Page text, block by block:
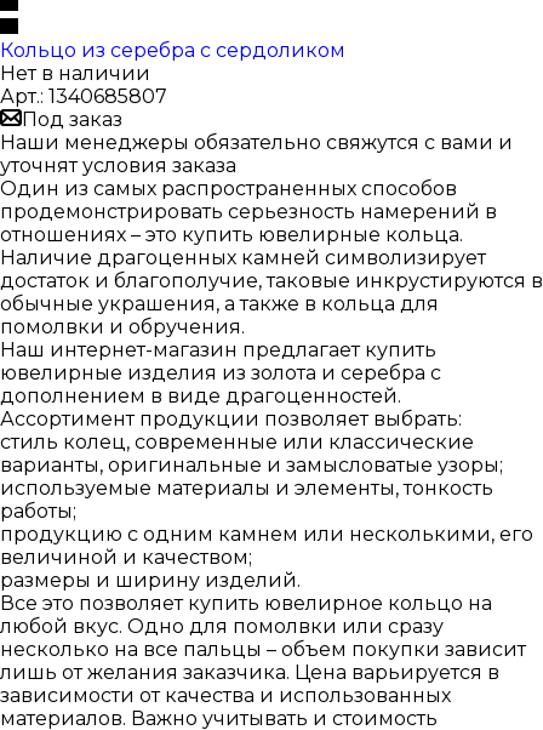
Кольцо из серебра с сердоликом
Нет в наличии
Арт.: 1340685807
Под заказ
Наши менеджеры обязательно свяжутся с вами и
уточнят условия заказа
Один из самых распространенных способов
продемонстрировать серьезность намерений в
отношениях – это купить ювелирные кольца.
Наличие драгоценных камней символизирует
достаток и благополучие, таковые инкрустируются в
обычные украшения, а также в кольца для
помолвки и обручения.
Наш интернет-магазин предлагает купить
ювелирные изделия из золота и серебра с
дополнением в виде драгоценностей.
Ассортимент продукции позволяет выбрать:
стиль колец, современные или классические
варианты, оригинальные и замысловатые узоры;
используемые материалы и элементы, тонкость
работы;
продукцию с одним камнем или несколькими, его
величиной и качеством;
размеры и ширину изделий.
Все это позволяет купить ювелирное кольцо на
любой вкус. Одно для помолвки или сразу
несколько на все пальцы – объем покупки зависит
лишь от желания заказчика. Цена варьируется в
зависимости от качества и использованных
материалов. Важно учитывать и стоимость